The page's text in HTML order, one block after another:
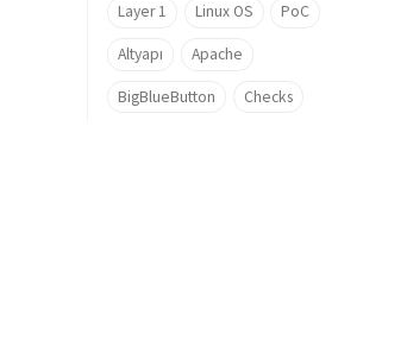
Layer 1 Linux OS PoC
Altyapı Apache
BigBlueButton Checks